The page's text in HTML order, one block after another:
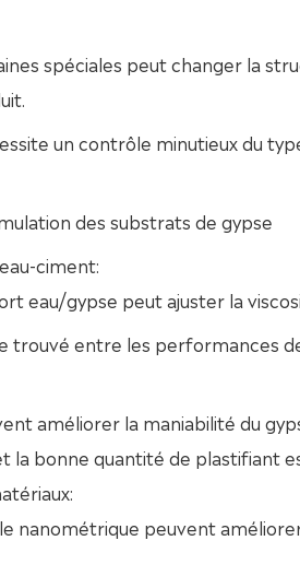
spéciales peut changer la
un contrôle minutieux du
des substrats de gypse
ciment:
eau/gypse peut ajuster la
trouvé entre les performances
améliorer la maniabilité du
la bonne quantité de plastifiant
nanométrique peuvent